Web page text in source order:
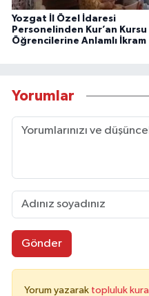
Yozgat İl Özel İdaresi
Personelinden Kur’an Kursu
Öğrencilerine Anlamlı İkram
Yorumlar
Gönder
Yorum yazarak topluluk